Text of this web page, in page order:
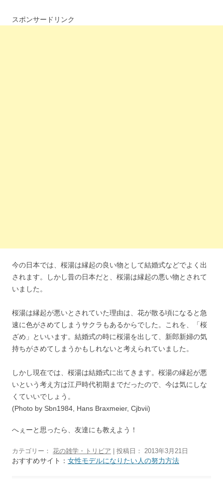
スポンサードリンク
今の日本では、桜湯は縁起の良い物として結婚式などでよく出
されます。しかし昔の日本だと、桜湯は縁起の悪い物とされて
いました。
桜湯は縁起が悪いとされていた理由は、花が散る頃になると急
速に色がさめてしまうサクラもあるからでした。これを、「桜
ざめ」といいます。結婚式の時に桜湯を出して、新郎新婦の気
持ちがさめてしまうかもしれないと考えられていました。
しかし現在では、桜湯は結婚式に出てきます。桜湯の縁起が悪
いという考え方は江戸時代初期までだったので、今は気にしな
くていいでしょう。
(Photo by Sbn1984, Hans Braxmeier, Cjbvii)
へぇーと思ったら、友達にも教えよう！
カテゴリー： 花の雑学・トリビア | 投稿日： 2013年3月21日
おすすめサイト： 女性モデルになりたい人の努力方法